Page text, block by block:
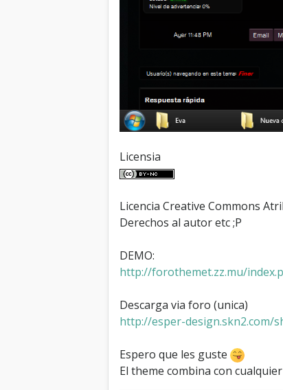
Licensia
Licencia Creative Commons
Derechos al autor etc ;P
DEMO:
http://forothemet.zz.mu/
Descarga via foro (unica)
http://esper-design.skn2.com/
Espero que les guste
El theme combina con